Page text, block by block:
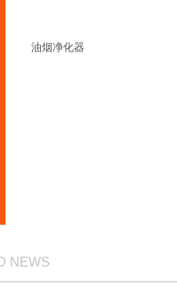
油烟净化器
NEWS